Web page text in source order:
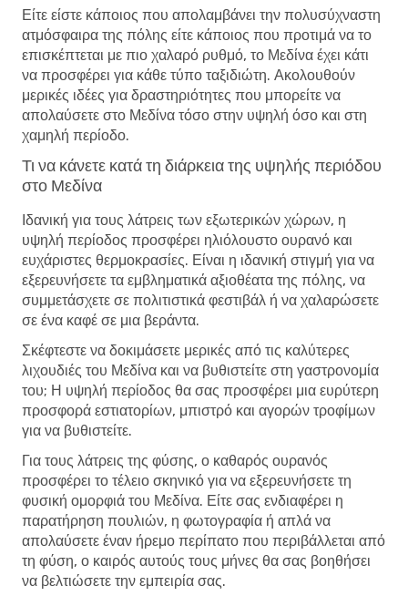
Είτε είστε κάποιος που απολαμβάνει την πολυσύχναστη
ατμόσφαιρα της πόλης είτε κάποιος που προτιμά να το
επισκέπτεται με πιο χαλαρό ρυθμό, το Μεδίνα έχει κάτι
να προσφέρει για κάθε τύπο ταξιδιώτη. Ακολουθούν
μερικές ιδέες για δραστηριότητες που μπορείτε να
απολαύσετε στο Μεδίνα τόσο στην υψηλή όσο και στη
χαμηλή περίοδο.
Τι να κάνετε κατά τη διάρκεια της υψηλής περιόδου
στο Μεδίνα
Ιδανική για τους λάτρεις των εξωτερικών χώρων, η
υψηλή περίοδος προσφέρει ηλιόλουστο ουρανό και
ευχάριστες θερμοκρασίες. Είναι η ιδανική στιγμή για να
εξερευνήσετε τα εμβληματικά αξιοθέατα της πόλης, να
συμμετάσχετε σε πολιτιστικά φεστιβάλ ή να χαλαρώσετε
σε ένα καφέ σε μια βεράντα.
Σκέφτεστε να δοκιμάσετε μερικές από τις καλύτερες
λιχουδιές του Μεδίνα και να βυθιστείτε στη γαστρονομία
του; Η υψηλή περίοδος θα σας προσφέρει μια ευρύτερη
προσφορά εστιατορίων, μπιστρό και αγορών τροφίμων
για να βυθιστείτε.
Για τους λάτρεις της φύσης, ο καθαρός ουρανός
προσφέρει το τέλειο σκηνικό για να εξερευνήσετε τη
φυσική ομορφιά του Μεδίνα. Είτε σας ενδιαφέρει η
παρατήρηση πουλιών, η φωτογραφία ή απλά να
απολαύσετε έναν ήρεμο περίπατο που περιβάλλεται από
τη φύση, ο καιρός αυτούς τους μήνες θα σας βοηθήσει
να βελτιώσετε την εμπειρία σας.